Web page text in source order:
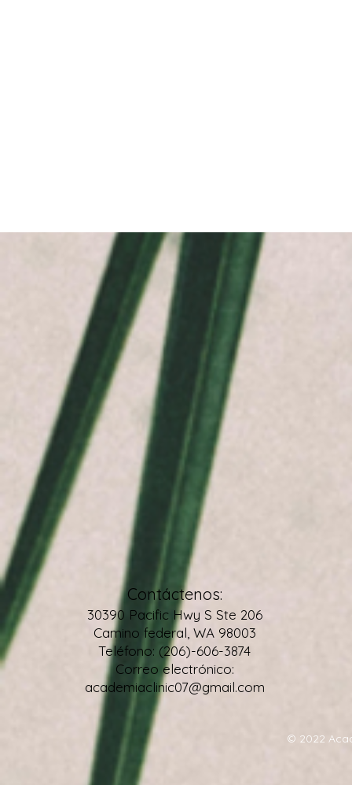
Contáctenos:
30390 Pacific Hwy S Ste 206
Camino federal, WA 98003
Teléfono: (206)-606-3874
Correo electrónico:
academiaclinic07@gmail.com
© 2022